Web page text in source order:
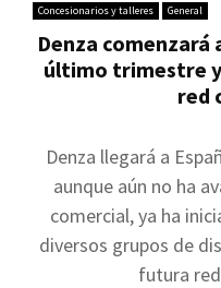
Concesionarios y talleres General
Denza comenzará
último trimestre
red
Denza llegará a
aunque aún no ha
comercial, ya ha
diversos grupos de
futura